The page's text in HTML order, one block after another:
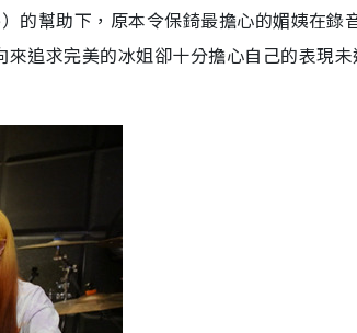
的幫助下，原本令保錡最擔心的媚姨在錄
追求完美的冰姐卻十分擔心自己的表現未